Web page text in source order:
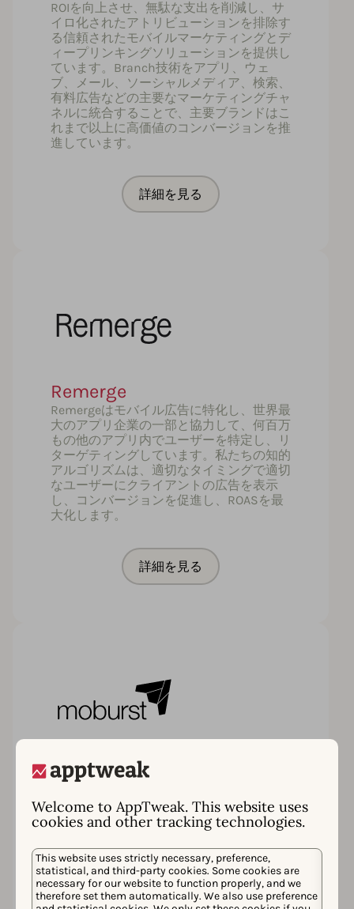
Welcome to AppTweak. This website uses
cookies and other tracking technologies.
This website uses strictly necessary, preference,
statistical, and third-party cookies. Some cookies are
necessary for our website to function properly, and we
therefore set them automatically. We also use preference
ROIを向上させ、無駄な支出を削減し、サ
イロ化されたアトリビューションを排除す
る信頼されたモバイルマーケティングとデ
ィープリンキングソリューションを提供し
ています。Branch技術をアプリ、ウェ
ブ、メール、ソーシャルメディア、検索、
有料広告などの主要なマーケティングチャ
ネルに統合することで、主要ブランドはこ
れまで以上に高価値のコンバージョンを推
進しています。
詳細を見る
Remerge
Remergeはモバイル広告に特化し、世界最
大のアプリ企業の一部と協力して、何百万
もの他のアプリ内でユーザーを特定し、リ
ターゲティングしています。私たちの知的
アルゴリズムは、適切なタイミングで適切
なユーザーにクライアントの広告を表示
し、コンバージョンを促進し、ROASを最
大化します。
詳細を見る
Moburst
Moburstはフルサービスのグローバルモバ
イルマーケティングエージェンシーで、大
手ブランドやスタートアップ企業のアプリ
の成功を急速に促進します。当社の一流サ
アバイイング、クリエイティブ、ビデオ制
作、インフルエンサーマーケティングなど
が含まれます。